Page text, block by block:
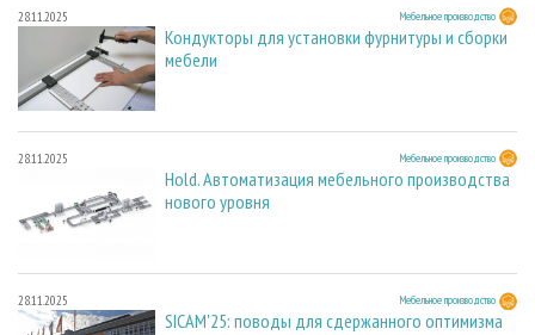
28.11.2025 Мебельное производство
Кондукторы для установки фурнитуры и сборки
мебели
28.11.2025 Мебельное производство
Hold. Автоматизация мебельного производства
нового уровня
28.11.2025 Мебельное производство
SICAM'25: поводы для сдержанного оптимизма